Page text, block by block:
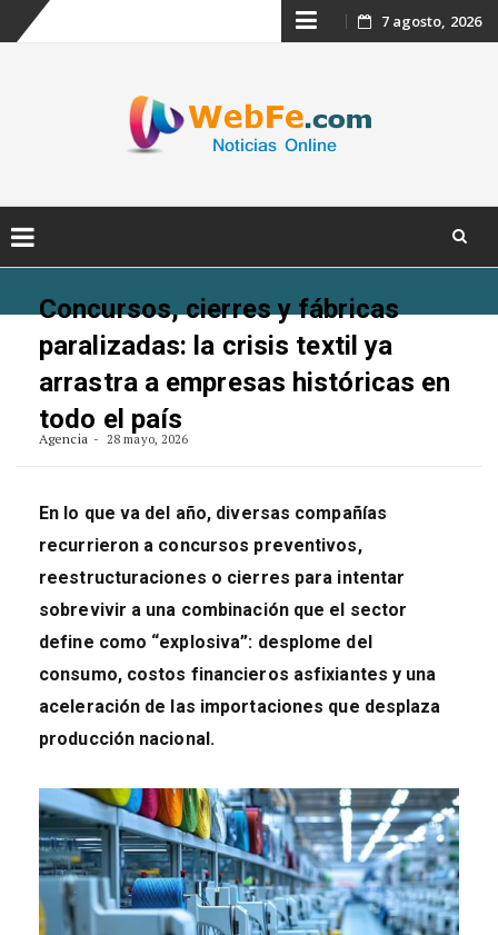
Skip
content
7 agosto, 2026
Concursos, cierres y fábricas
paralizadas: la crisis textil ya
arrastra a empresas históricas en
todo el país
Agencia 28 mayo, 2026
En lo que va del año, diversas compañías
recurrieron a concursos preventivos,
reestructuraciones o cierres para intentar
sobrevivir a una combinación que el sector
define como “explosiva”: desplome del
consumo, costos financieros asfixiantes y una
aceleración de las importaciones que desplaza
producción nacional.